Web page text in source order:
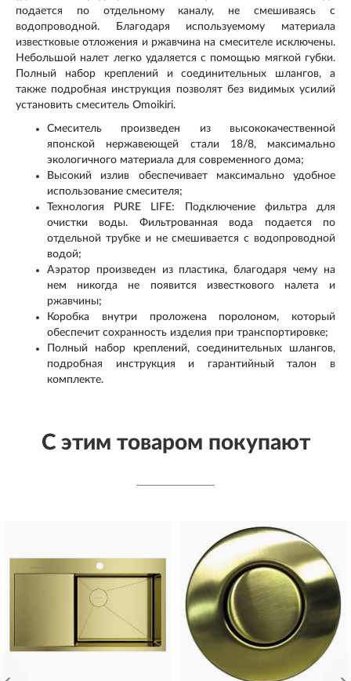
подается по отдельному каналу, не смешиваясь с
водопроводной. Благодаря используемому материала
известковые отложения и ржавчина на смесителе исключены.
Небольшой налет легко удаляется с помощью мягкой губки.
Полный набор креплений и соединительных шлангов, а
также подробная инструкция позволят без видимых усилий
установить смеситель Omoikiri.
Смеситель произведен из высококачественной
японской нержавеющей стали 18/8, максимально
экологичного материала для современного дома;
Высокий излив обеспечивает максимально удобное
использование смесителя;
Технология PURE LIFE: Подключение фильтра для
очистки воды. Фильтрованная вода подается по
отдельной трубке и не смешивается с водопроводной
водой;
Аэратор произведен из пластика, благодаря чему на
нем никогда не появится известкового налета и
ржавчины;
Коробка внутри проложена поролоном, который
обеспечит сохранность изделия при транспортировке;
Полный набор креплений, соединительных шлангов,
подробная инструкция и гарантийный талон в
комплекте.
С этим товаром покупают